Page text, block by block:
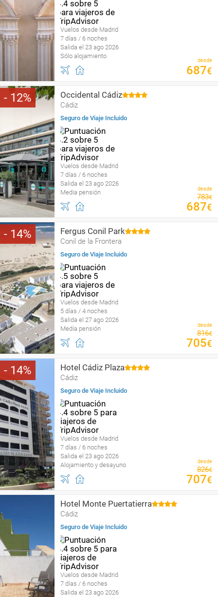
Vuelos desde Madrid
7 días / 6 noches
Salida el 23 ago 2026
Sólo alojamiento
desde
687€
12 Occidental Cádiz
Cádiz
Seguro de Viaje Incluido
Vuelos desde Madrid
7 días / 6 noches
Salida el 23 ago 2026
Media pensión
desde
783€
687€
14 Fergus Conil Park
Conil de la Frontera
Seguro de Viaje Incluido
Vuelos desde Madrid
5 días / 4 noches
Salida el 27 ago 2026
Media pensión
desde
816€
705€
14 Hotel Cádiz Plaza
Cádiz
Seguro de Viaje Incluido
Vuelos desde Madrid
7 días / 6 noches
Salida el 23 ago 2026
Alojamiento y desayuno
desde
826€
707€
Hotel Monte Puertatierra
Cádiz
Seguro de Viaje Incluido
Vuelos desde Madrid
7 días / 6 noches
Salida el 23 ago 2026